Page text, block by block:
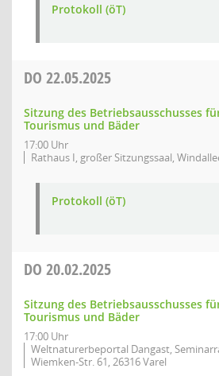
Protokoll (öT)
DO 22.05.2025
Sitzung des Betriebsausschusses
Tourismus und Bäder
17:00 Uhr
Rathaus I, großer Sitzungssaal,
Protokoll (öT)
DO 20.02.2025
Sitzung des Betriebsausschusses
Tourismus und Bäder
17:00 Uhr
Weltnaturerbeportal Dangast,
Wiemken-Str. 61, 26316 Varel